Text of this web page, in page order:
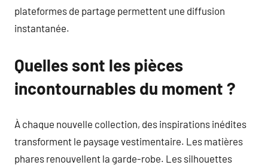
plateformes de partage permettent une diffusion
instantanée.
Quelles sont les pièces
incontournables du moment ?
À chaque nouvelle collection, des inspirations inédites
transforment le paysage vestimentaire. Les matières
phares renouvellent la garde-robe. Les silhouettes